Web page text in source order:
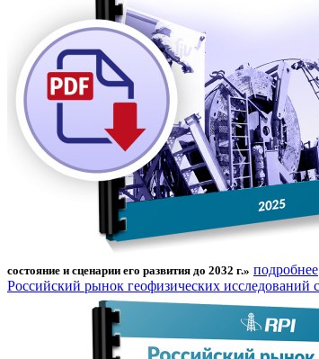
состояние и сценарии его развития до 2032 г.» подробнее
Российский рынок геофизических исследований